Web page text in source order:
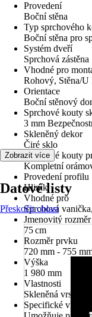
Provedení
Boční stěna
Typ sprchového
Boční stěna pro
Systém dveří
Sprchová zástěna
Vhodné pro
Rohový, Stěna/U
Orientace
Boční stěnový
Sprchové kouty
3 mm
Skleněný dekor
Čiré sklo
Sprchové kouty
Kompletní
Provedení profilu
Hliník
Vhodné pro
Sprchová
Jmenovitý
75 cm
Rozměr prvku
720 mm - 755
Výška
1 980 mm
Vlastnosti
Skleněná vrstva
Specifické
Zobrazit více
Datové listy
Přeskočit oblast